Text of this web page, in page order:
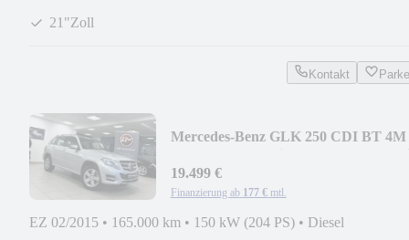
21"Zoll
Kontakt
Mercedes-Benz GLK 250 CDI BT 4M
19.499 €
Finanzierung ab 177 € mtl.
EZ 02/2015 • 165.000 km • 150 kW (204 PS) • Diesel